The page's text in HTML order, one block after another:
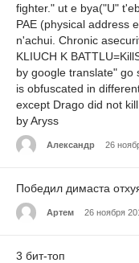
fighter." ut e bya("U"
PAE (physical address
n'achui. Chronic
KLIUCH K
by google translate" go
is obfuscated in
except Drago did not
by Aryss
Александр 26
Победил димаста
Артем 26 ноября
3 бит-топ